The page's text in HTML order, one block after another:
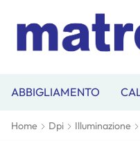
ABBIGLIAMENTO
Home Dpi Illuminazione